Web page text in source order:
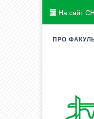
На сайт
ПРО